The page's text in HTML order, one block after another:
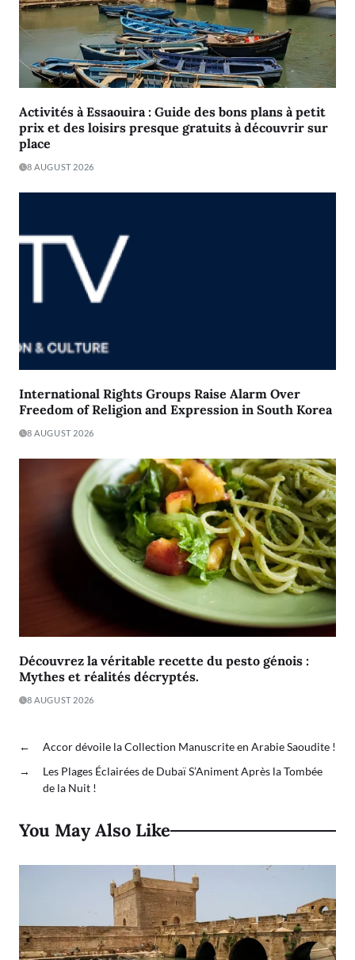
Activités à Essaouira : Guide des bons plans à petit
prix et des loisirs presque gratuits à découvrir sur
place
8 AUGUST 2026
International Rights Groups Raise Alarm Over
Freedom of Religion and Expression in South Korea
8 AUGUST 2026
Découvrez la véritable recette du pesto génois :
Mythes et réalités décryptés.
8 AUGUST 2026
←
Accor dévoile la Collection Manuscrite en Arabie Saoudite !
→
Les Plages Éclairées de Dubaï S’Animent Après la Tombée
de la Nuit !
You May Also Like